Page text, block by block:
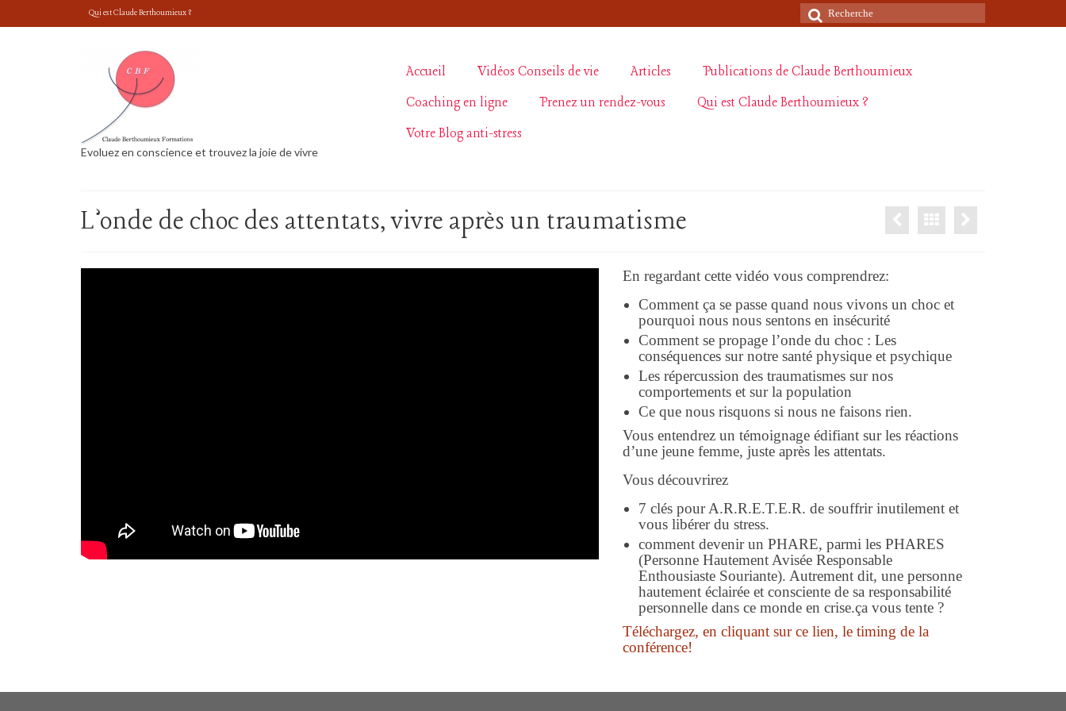
Qui est Claude Berthoumieux ?
Rechercher
:
Evoluez en conscience et trouvez la joie de vivre
Accueil Vidéos Conseils de vie Articles
Publications de Claude Berthoumieux
Coaching en ligne
Prenez un rendez-vous
Qui est Claude Berthoumieux ?
Votre Blog anti-stress
L’onde de choc des attentats, vivre après un traumatisme
En regardant cette vidéo vous comprendrez:
Comment ça se passe quand nous vivons un choc et
pourquoi nous nous sentons en insécurité
Comment se propage l’onde du choc : Les
conséquences sur notre santé physique et psychique
Les répercussion des traumatismes sur nos
comportements et sur la population
Ce que nous risquons si nous ne faisons rien.
Vous entendrez un témoignage édifiant sur les réactions
d’une jeune femme, juste après les attentats.
Vous découvrirez
7 clés pour A.R.R.E.T.E.R. de souffrir inutilement et
vous libérer du stress.
comment devenir un PHARE, parmi les PHARES
(Personne Hautement Avisée Responsable
Enthousiaste Souriante). Autrement dit, une personne
hautement éclairée et consciente de sa responsabilité
personnelle dans ce monde en crise.ça vous tente ?
Téléchargez, en cliquant sur ce lien, le timing de la
conférence!